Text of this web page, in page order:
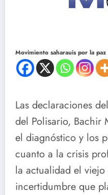
Movimiento saharauis por la paz
Las declaraciones
del Polisario, Bachir
el diagnóstico y los
cuanto a la crisis
la actualidad el
incertidumbre que